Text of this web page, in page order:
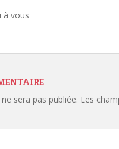
à vous
sera pas publiée. Les